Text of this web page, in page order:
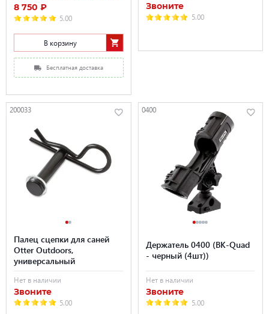
8 750 ₽
5.00
В корзину
Бесплатная доставка
Звоните
5.00
200033
Палец сцепки для саней
Otter Outdoors,
универсальный
Нет в наличии
Звоните
5.00
0400
Держатель 0400 (BK-Quad
- черный (4шт))
Нет в наличии
Звоните
5.00